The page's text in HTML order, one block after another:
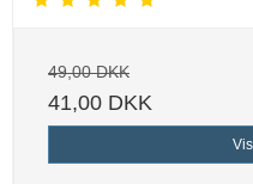
49,00 DKK
41,00 DKK